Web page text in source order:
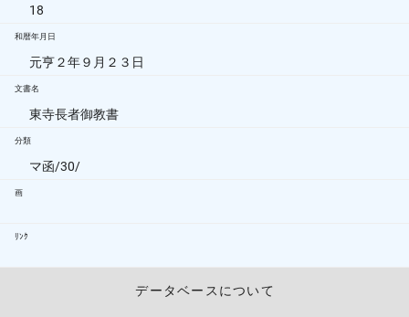
18
和暦年月日
元亨２年９月２３日
文書名
東寺長者御教書
分類
マ函/30/
画
ﾘﾝｸ
データベースについて